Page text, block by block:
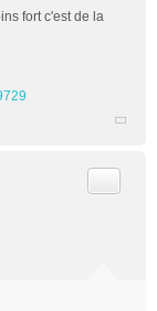
fort c'est de la